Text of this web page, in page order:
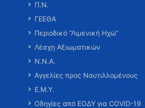
Π.Ν.
ΓΕΕΘΑ
Περιοδικό “Λιμενική Ηχώ”
Λέσχη Αξιωματικών
Ν.Ν.Α.
Αγγελίες προς Ναυτιλλομένους
Ε.Μ.Υ.
Οδηγίες από ΕΟΔΥ για COVID-19